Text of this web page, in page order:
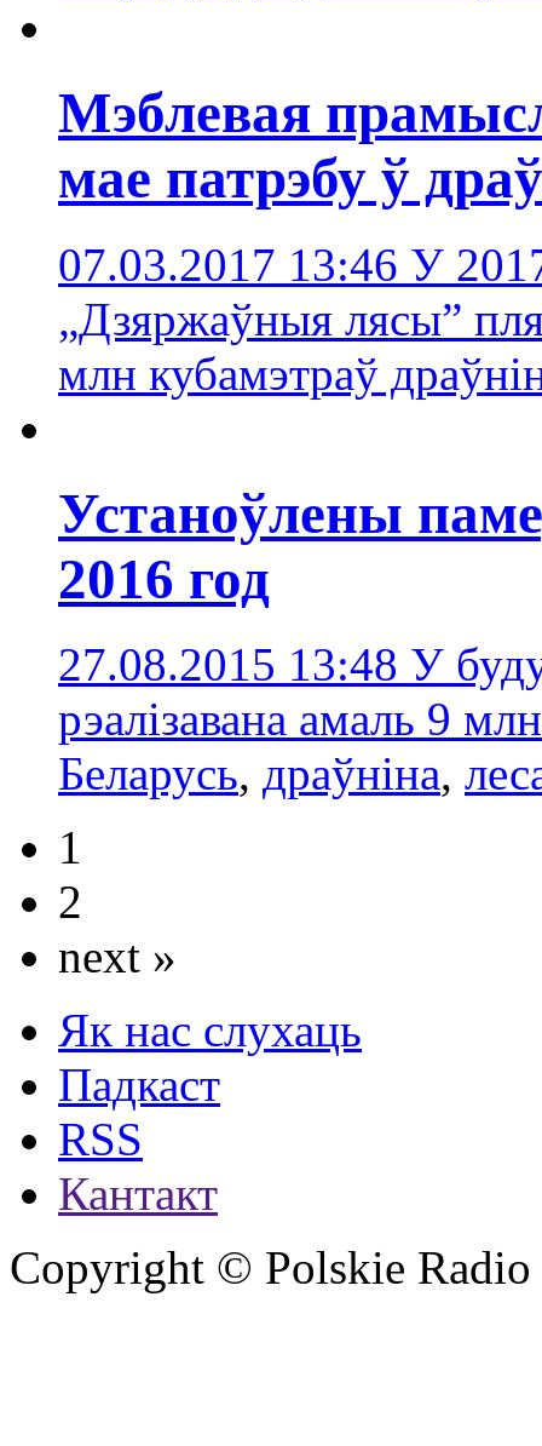
Мэблевая
мае патрэбу ў
07.03.2017 13:46 У
„Дзяржаўныя лясы”
млн кубамэтраў
Устаноўлены
2016 год
27.08.2015 13:48 У
рэалізавана амаль 9
Беларусь, драўніна,
1
2
next »
Як нас слухаць
Падкаст
RSS
Кантакт
Copyright © Polskie